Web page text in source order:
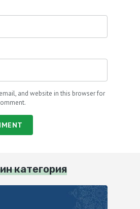
and website in this browser for
категория